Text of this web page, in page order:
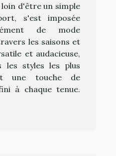
d'être un simple
s'est imposée
de mode
les saisons et
et audacieuse,
les styles les plus
une touche de
à chaque tenue.